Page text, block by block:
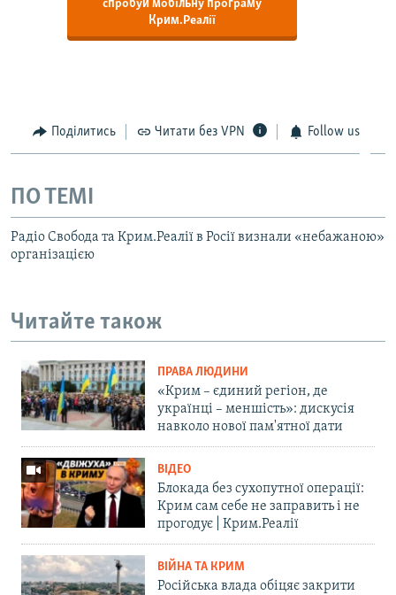
спробуй мобільну програму
Крим.Реалії
Поділитись Читати без VPN Follow us
ПО ТЕМІ
Радіо Свобода та Крим.Реалії в Росії визнали «небажаною»
організацією
Читайте також
ПРАВА ЛЮДИНИ
«Крим – єдиний регіон, де
українці – меншість»: дискусія
навколо нової пам'ятної дати
ВІДЕО
Блокада без сухопутної операції:
Крим сам себе не заправить і не
прогодує | Крим.Реалії
ВІЙНА ТА КРИМ
Російська влада обіцяє закрити